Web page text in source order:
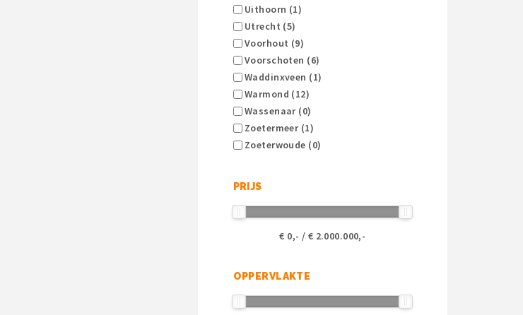
Uithoorn (1)
Utrecht (5)
Voorhout (9)
Voorschoten (6)
Waddinxveen (1)
Warmond (12)
Wassenaar (0)
Zoetermeer (1)
Zoeterwoude (0)
PRIJS
€ 0,- / € 2.000.000,-
OPPERVLAKTE